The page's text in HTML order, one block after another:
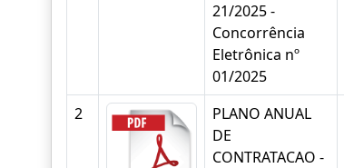
21/2025 -
Concorrência
Eletrônica nº
01/2025
2
PLANO ANUAL
DE
CONTRATACAO -